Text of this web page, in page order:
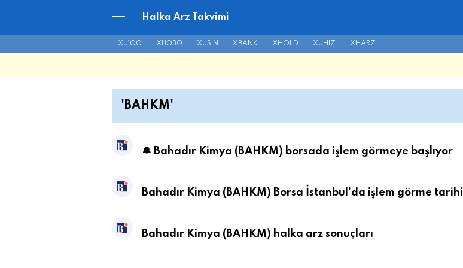
Halka Arz Takvimi
XU100 XU030 XUSIN XBANK XHOLD XUHIZ XHARZ
'BAHKM'
🔔 Bahadır Kimya (BAHKM) borsada işlem görmeye başlıyor
Bahadır Kimya (BAHKM) Borsa İstanbul’da işlem görme tarihi
Bahadır Kimya (BAHKM) halka arz sonuçları